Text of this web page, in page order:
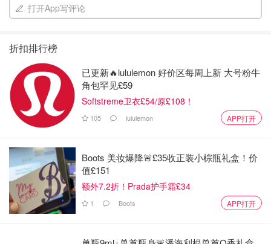
打开App写评论
折扣排行榜
已更新🔥lululemon 好价区每周上新 大号粉牛
角包罕见£59
Softstreme卫衣£54/原£108！
105 lululemon APP打开
Boots 美妆爆降🚨£35收正装小棕瓶礼盒！价
值£151
额外7.2折！Prada护手霜£34
1 Boots APP打开